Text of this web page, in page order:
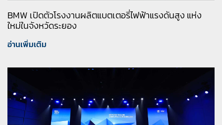
BMW เปิดตัวโรงงานผลิตแบตเตอรี่ไฟฟ้าแรงดันสูง แห่ง
ใหม่ในจังหวัดระยอง
อ่านเพิ่มเติม